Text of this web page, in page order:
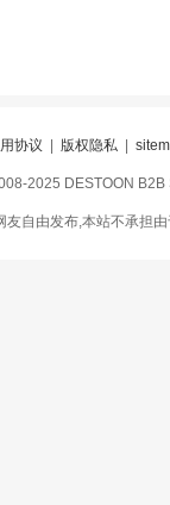
协议 版权隐私
2025 DESTOON
自由发布,本站不承担